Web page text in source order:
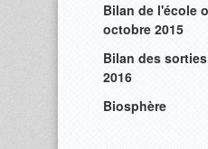
Bilan de l'école
octobre 2015
Bilan des
2016
Biosphère